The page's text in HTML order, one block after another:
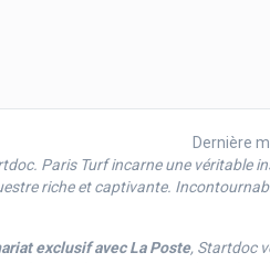
Dernière
Paris Turf incarne une véritable
riche et captivante.
exclusif avec La Poste, Startdoc